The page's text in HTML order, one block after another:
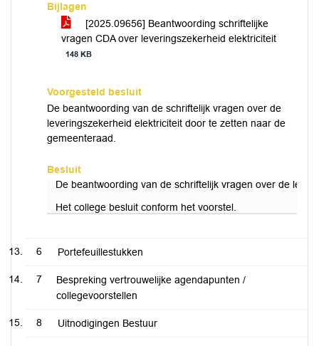
Bijlagen
[2025.09656] Beantwoording schriftelijke
vragen CDA over leveringszekerheid elektriciteit
148 KB
Voorgesteld besluit
De beantwoording van de schriftelijk vragen over de
leveringszekerheid elektriciteit door te zetten naar de
gemeenteraad.
Besluit
De beantwoording van de schriftelijk vragen over de
Het college besluit conform het voorstel.
6 Portefeuillestukken
7
Bespreking vertrouwelijke agendapunten /
collegevoorstellen
8 Uitnodigingen Bestuur